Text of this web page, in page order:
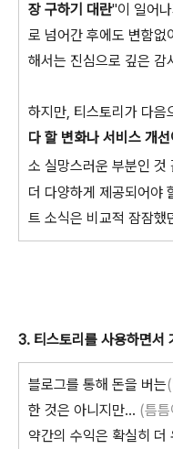
장 구하기 대란"이 일어
로 넘어간 후에도 변함없
해서는 진심으로 깊은 감
하지만, 티스토리가 다음
다 할 변화나 서비스 개
소 실망스러운 부분인 것
더 다양하게 제공되어야
트 소식은 비교적 잠잠했
3. 티스토리를 사용하면서
블로그를 통해 돈을 버는
한 것은 아니지만... (틈
약간의 수익은 확실히 더